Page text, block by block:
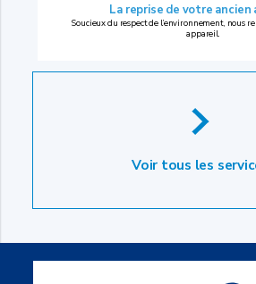
La reprise de votre ancien
Soucieux du respect de l’environnement, nous
appareil.
Voir tous les